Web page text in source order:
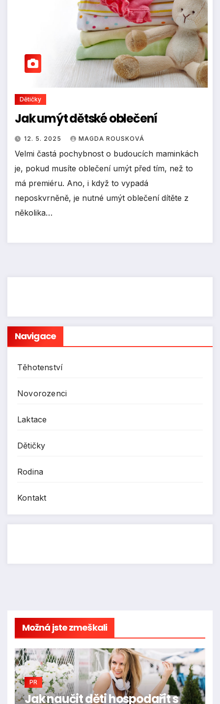
Dětičky
Jak umýt dětské oblečení
12. 5. 2025 MAGDA ROUSKOVÁ
Velmi častá pochybnost o budoucích maminkách
je, pokud musíte oblečení umýt před tím, než to
má premiéru. Ano, i když to vypadá
neposkvrněně, je nutné umýt oblečení dítěte z
několika…
Navigace
Těhotenství
Novorozenci
Laktace
Dětičky
Rodina
Kontakt
Možná jste zmeškali
PR
Jak naučit děti hospodařit s